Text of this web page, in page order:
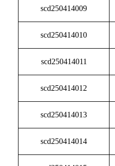
scd250414009
scd250414010
scd250414011
scd250414012
scd250414013
scd250414014